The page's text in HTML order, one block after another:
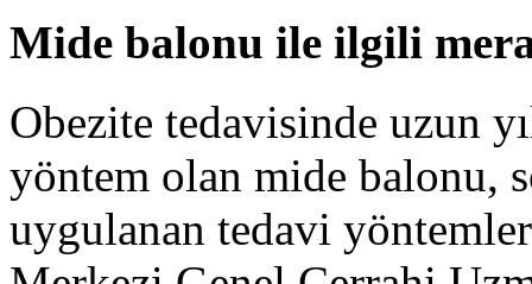
Mide balonu ile ilgili
Obezite tedavisinde uzun
yöntem olan mide balonu,
uygulanan tedavi